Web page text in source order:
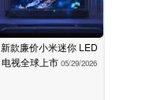
新款廉价小米迷你 LED
电视全球上市 05/29/2026